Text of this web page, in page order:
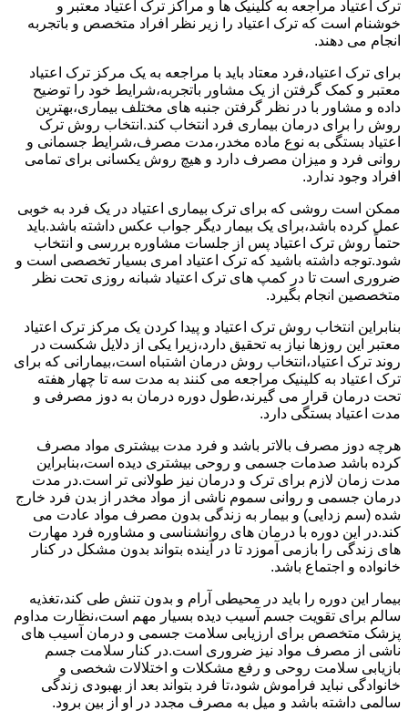
ترک اعتیاد مراجعه به کلینیک ها و مراکز ترک اعتیاد معتبر و
خوشنام است که ترک اعتیاد را زیر نظر افراد متخصص و باتجربه
انجام می دهند.
برای ترک اعتیاد،فرد معتاد باید با مراجعه به یک مرکز ترک اعتیاد
معتبر و کمک گرفتن از یک مشاور باتجربه،شرایط خود را توضیح
داده و مشاور با در نظر گرفتن جنبه های مختلف بیماری،بهترین
روش را برای درمان بیماری فرد انتخاب کند.انتخاب روش ترک
اعتیاد بستگی به نوع ماده مخدر،مدت مصرف،شرایط جسمانی و
روانی فرد و میزان مصرف دارد و هیچ روش یکسانی برای تمامی
افراد وجود ندارد.
ممکن است روشی که برای ترک بیماری اعتیاد در یک فرد به خوبی
عمل کرده باشد،برای یک بیمار دیگر جواب عکس داشته باشد.باید
حتماً روش ترک اعتیاد پس از جلسات مشاوره بررسی و انتخاب
شود.توجه داشته باشید که ترک اعتیاد امری بسیار تخصصی است و
ضروری است تا در کمپ های ترک اعتیاد شبانه روزی تحت نظر
متخصصین انجام بگیرد.
بنابراین انتخاب روش ترک اعتیاد و پیدا کردن یک مرکز ترک اعتیاد
معتبر این روزها نیاز به تحقیق دارد،زیرا یکی از دلایل شکست در
روند ترک اعتیاد،انتخاب روش درمان اشتباه است،بیمارانی که برای
ترک اعتیاد به کلینیک مراجعه می کنند به مدت سه تا چهار هفته
تحت درمان قرار می گیرند،طول دوره درمان به دوز مصرفی و
مدت اعتیاد بستگی دارد.
هرچه دوز مصرف بالاتر باشد و فرد مدت بیشتری مواد مصرف
کرده باشد صدمات جسمی و روحی بیشتری دیده است،بنابراین
مدت زمان لازم برای ترک و درمان نیز طولانی تر است.در مدت
درمان جسمی و روانی سموم ناشی از مواد مخدر از بدن فرد خارج
شده (سم زدایی) و بیمار به زندگی بدون مصرف مواد عادت می
کند.در این دوره با درمان های روانشناسی و مشاوره فرد مهارت
های زندگی را بازمی آموزد تا در آینده بتواند بدون مشکل در کنار
خانواده و اجتماع باشد.
بیمار این دوره را باید در محیطی آرام و بدون تنش طی کند،تغذیه
سالم برای تقویت جسم آسیب دیده بسیار مهم است،نظارت مداوم
پزشک متخصص برای ارزیابی سلامت جسمی و درمان آسیب های
ناشی از مصرف مواد نیز ضروری است.در کنار سلامت جسم
بازیابی سلامت روحی و رفع مشکلات و اختلالات شخصی و
خانوادگی نباید فراموش شود،تا فرد بتواند بعد از بهبودی زندگی
سالمی داشته باشد و میل به مصرف مجدد در او از بین برود.